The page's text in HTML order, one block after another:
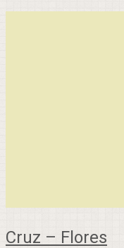
Cruz – Flores